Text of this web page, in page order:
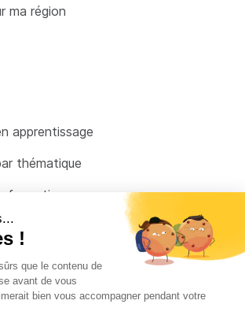
ma région
apprentissage
thématique
formation